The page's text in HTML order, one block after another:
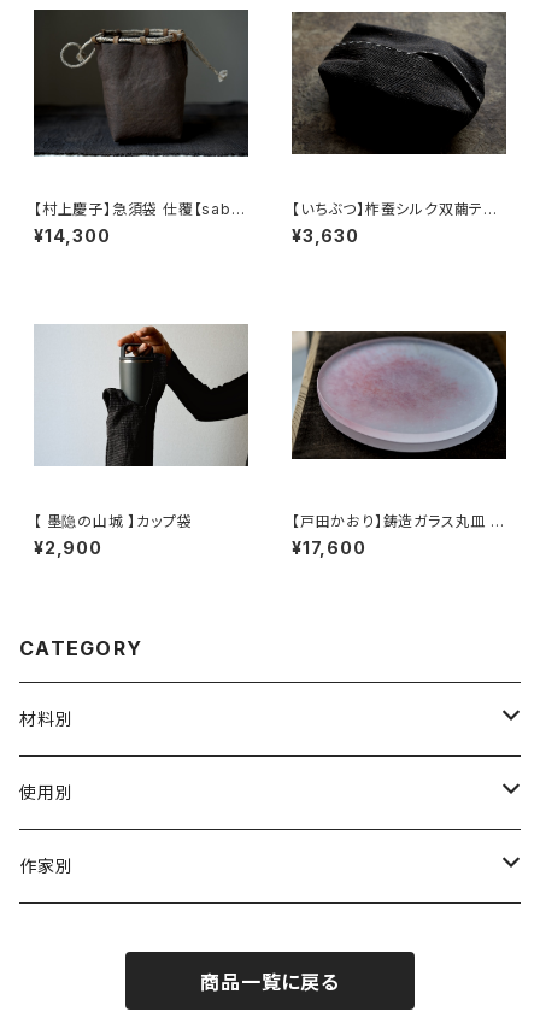
【村上慶子】急須袋 仕覆【sabi-
nuno】teapot bag tea cadd
y pouch
¥14,300
【いちぶつ】柞蚕シルク双繭ティ
ッシュカバー【 ichibutu 】Tuss
ah Silk Tissue Case
¥3,630
【 墨隐の山城 】カップ袋
¥2,900
【戸田かおり】鋳造ガラス丸皿 /
【kaoritoda】Cast Glass Rou
nd Plate
¥17,600
CATEGORY
材料別
陶磁器
ガラス
使用別
茶壺 急须 土瓶
作家別
商品一覧に戻る